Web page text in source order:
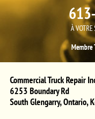
À
Membre
Commercial Truck Repair
6253 Boundary Rd
South Glengarry,Ontario,